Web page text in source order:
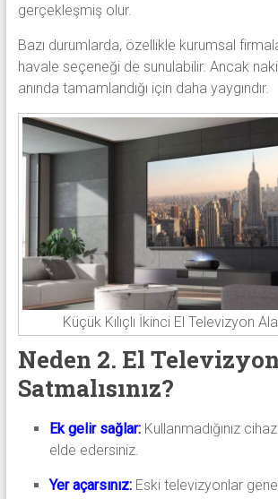
gerçekleşmiş olur.
Bazı durumlarda, özellikle kurumsal
havale seçeneği de sunulabilir. Ancak
anında tamamlandığı için daha yaygındır.
Küçük Kılıçlı İkinci El Televizyon
Neden 2. El Televizyon
Satmalısınız?
Ek gelir sağlar:Kullanmadığınız
elde edersiniz.
Yer açarsınız:Eski televizyonlar